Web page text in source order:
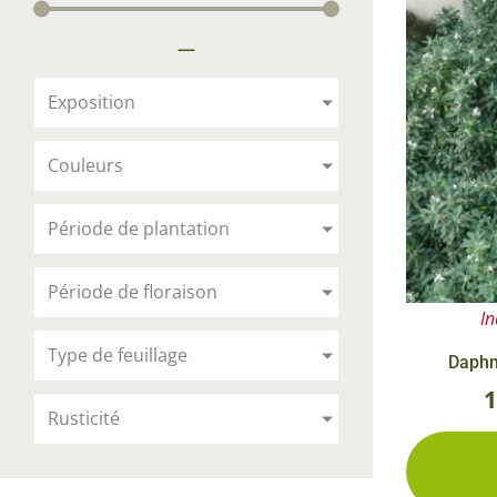
Arbustes de terre de bruyère
Plantes Grimpantes
Plantes méditerranéennes et exotiques
Rosiers
Plantes
Plantes
Plantes
Plantes
Plantes
Plantes
Plantes
Lavande
—
Exposition
Couleurs
Période de plantation
Période de floraison
Type de feuillage
Rusticité